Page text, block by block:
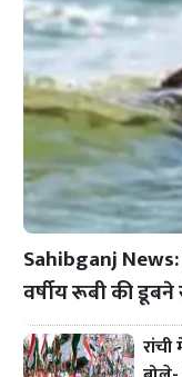
Sahibganj News:
वर्षीय रूबी की